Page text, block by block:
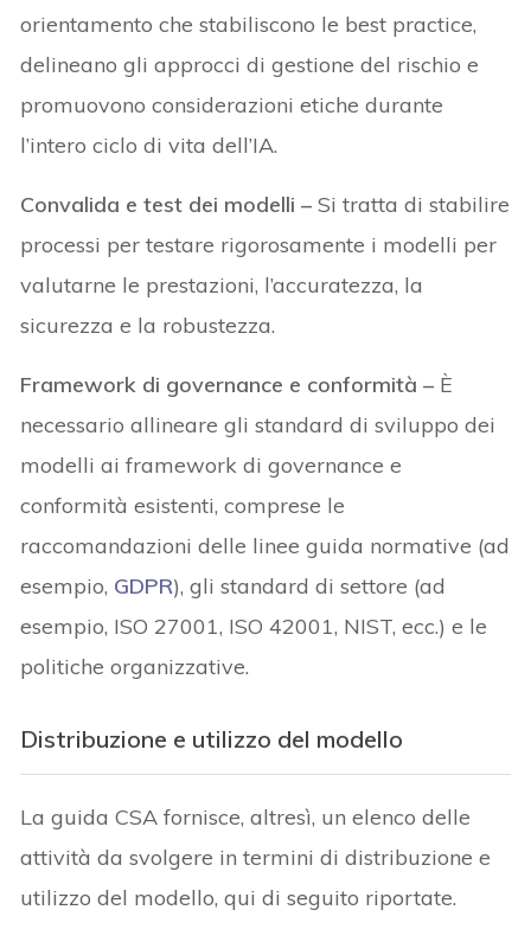
orientamento che stabiliscono le best practice,
delineano gli approcci di gestione del rischio e
promuovono considerazioni etiche durante
l’intero ciclo di vita dell’IA.
Convalida e test dei modelli –Si tratta di stabilire
processi per testare rigorosamente i modelli per
valutarne le prestazioni, l’accuratezza, la
sicurezza e la robustezza.
Framework di governance e conformità – È
necessario allineare gli standard di sviluppo dei
modelli ai framework di governance e
conformità esistenti, comprese le
raccomandazioni delle linee guida normative (ad
esempio, GDPR), gli standard di settore (ad
esempio, ISO 27001, ISO 42001, NIST, ecc.) e le
politiche organizzative.
Distribuzione e utilizzo del modello
La guida CSA fornisce, altresì, un elenco delle
attività da svolgere in termini di distribuzione e
utilizzo del modello, qui di seguito riportate.